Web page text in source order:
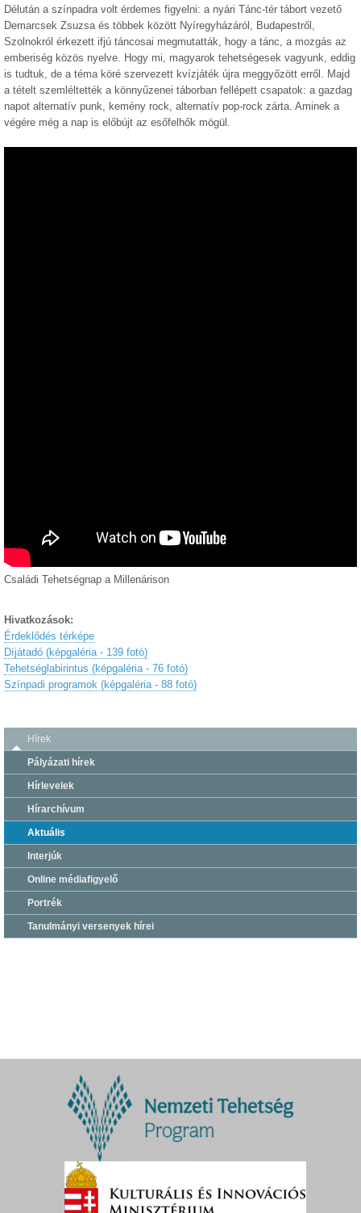
Délután a színpadra volt érdemes figyelni: a nyári Tánc-tér tábort vezető
Demarcsek Zsuzsa és többek között Nyíregyházáról, Budapestről,
Szolnokról érkezett ifjú táncosai megmutatták, hogy a tánc, a mozgás az
emberiség közös nyelve. Hogy mi, magyarok tehetségesek vagyunk, eddig
is tudtuk, de a téma köré szervezett kvízjáték újra meggyőzött erről. Majd
a tételt szemléltették a könnyűzenei táborban fellépett csapatok: a gazdag
napot alternatív punk, kemény rock, alternatív pop-rock zárta. Aminek a
végére még a nap is előbújt az esőfelhők mögül.
Családi Tehetségnap a Millenárison
Hivatkozások:
Érdeklődés térképe
Díjátadó (képgaléria - 139 fotó)
Tehetséglabirintus (képgaléria - 76 fotó)
Színpadi programok (képgaléria - 88 fotó)
Hírek
Pályázati hírek
Hírlevelek
Hírarchívum
Aktuális
Interjúk
Online médiafigyelő
Portrék
Tanulmányi versenyek hírei